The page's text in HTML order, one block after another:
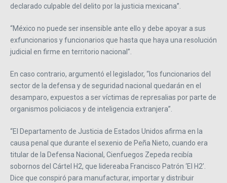
declarado culpable del delito por la justicia mexicana”.
“México no puede ser insensible ante ello y debe apoyar a sus
exfuncionarios y funcionarios que hasta que haya una resolución
judicial en firme en territorio nacional”.
En caso contrario, argumentó el legislador, “los funcionarios del
sector de la defensa y de seguridad nacional quedarán en el
desamparo, expuestos a ser víctimas de represalias por parte de
organismos policiacos y de inteligencia extranjera”.
“El Departamento de Justicia de Estados Unidos afirma en la
causa penal que durante el sexenio de Peña Nieto, cuando era
titular de la Defensa Nacional, Cienfuegos Zepeda recibía
sobornos del Cártel H2, que lidereaba Francisco Patrón ‘El H2’.
Dice que conspiró para manufacturar, importar y distribuir